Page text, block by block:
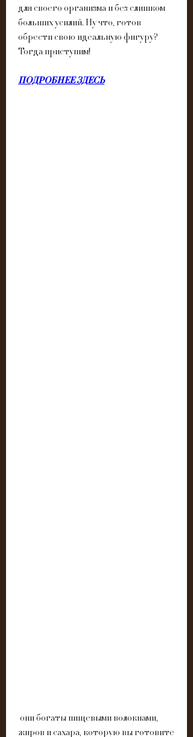
для своего организма и без слишком
больших усилий. Ну что, готов
обрести свою идеальную фигуру?
Тогда приступим!
ПОДРОБНЕЕ ЗДЕСЬ
жиров и сахара, которую вы готовите